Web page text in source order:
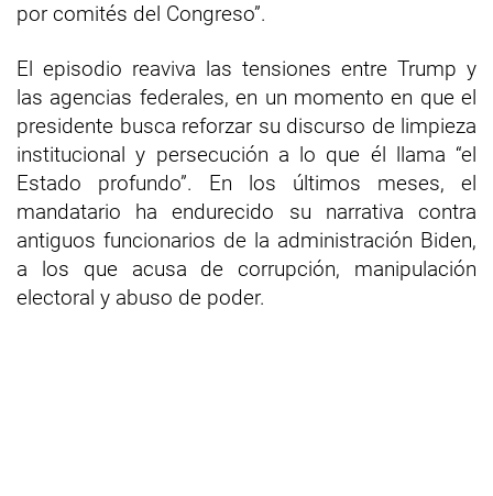
por comités del Congreso”.
El episodio reaviva las tensiones entre Trump y
las agencias federales, en un momento en que el
presidente busca reforzar su discurso de limpieza
institucional y persecución a lo que él llama “el
Estado profundo”. En los últimos meses, el
mandatario ha endurecido su narrativa contra
antiguos funcionarios de la administración Biden,
a los que acusa de corrupción, manipulación
electoral y abuso de poder.